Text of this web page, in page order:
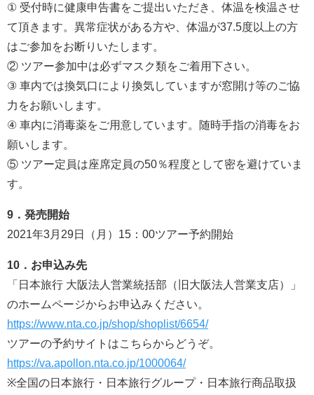
① 受付時に健康申告書をご提出いただき、体温を検温させ
て頂きます。異常症状がある方や、体温が37.5度以上の方
はご参加をお断りいたします。
② ツアー参加中は必ずマスク類をご着用下さい。
③ 車内では換気口により換気していますが窓開け等のご協
力をお願いします。
④ 車内に消毒薬をご用意しています。随時手指の消毒をお
願いします。
⑤ ツアー定員は座席定員の50％程度として密を避けていま
す。
9．発売開始
2021年3月29日（月）15：00ツアー予約開始
10．お申込み先
「日本旅行 大阪法人営業統括部（旧大阪法人営業支店）」
のホームページからお申込みください。
https://www.nta.co.jp/shop/shoplist/6654/
ツアーの予約サイトはこちらからどうぞ。
https://va.apollon.nta.co.jp/1000064/
※全国の日本旅行・日本旅行グループ・日本旅行商品取扱